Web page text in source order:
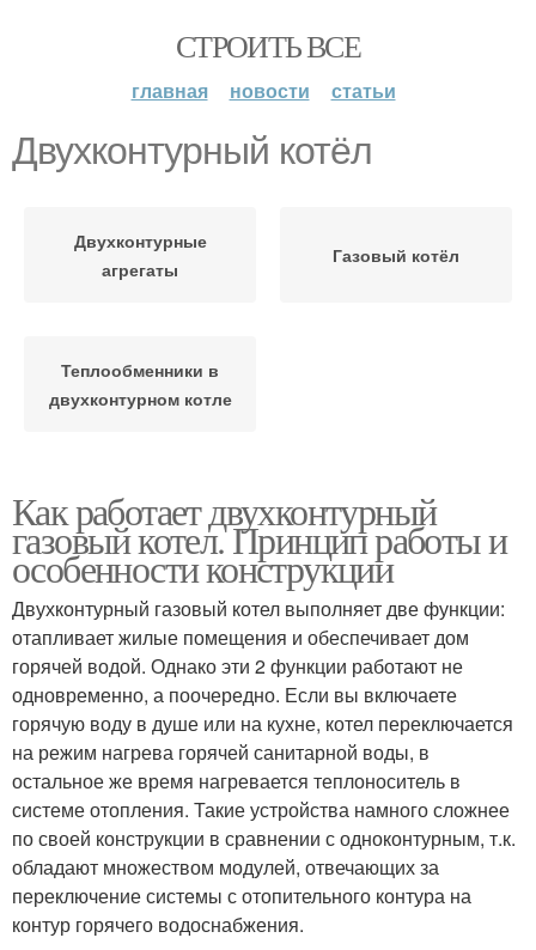
СТРОИТЬ ВСЕ
главная новости статьи
Двухконтурный котёл
Двухконтурные
агрегаты
Газовый котёл
Теплообменники в
двухконтурном котле
Как работает двухконтурный
газовый котел. Принцип работы и
особенности конструкции
Двухконтурный газовый котел выполняет две функции:
отапливает жилые помещения и обеспечивает дом
горячей водой. Однако эти 2 функции работают не
одновременно, а поочередно. Если вы включаете
горячую воду в душе или на кухне, котел переключается
на режим нагрева горячей санитарной воды, в
остальное же время нагревается теплоноситель в
системе отопления. Такие устройства намного сложнее
по своей конструкции в сравнении с одноконтурным, т.к.
обладают множеством модулей, отвечающих за
переключение системы с отопительного контура на
контур горячего водоснабжения.